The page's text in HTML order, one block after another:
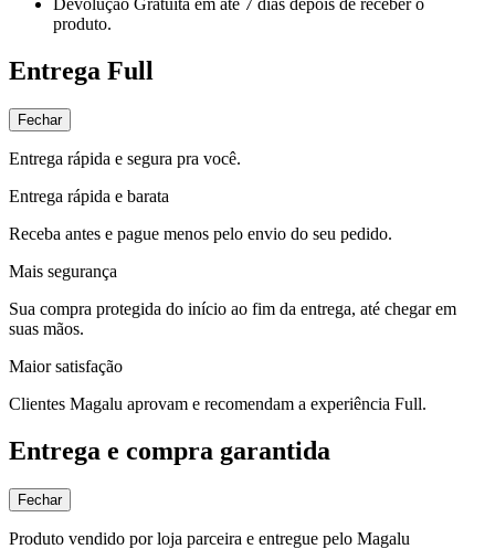
Devolução Gratuita em até 7 dias depois de receber o
produto.
Entrega Full
Fechar
Entrega rápida e segura pra você.
Entrega rápida e barata
Receba antes e pague menos pelo envio do seu pedido.
Mais segurança
Sua compra protegida do início ao fim da entrega, até chegar em
suas mãos.
Maior satisfação
Clientes Magalu aprovam e recomendam a experiência Full.
Entrega e compra garantida
Fechar
Produto vendido por loja parceira e entregue pelo Magalu